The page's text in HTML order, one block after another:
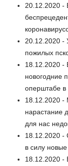
20.12.2020 -
20.12.2020 -
пожилых
18.12.2020 -
новогодние
оперштабе в
18.12.2020 -
нарастание
для нас
18.12.2020 -
в силу
18.12.2020 -